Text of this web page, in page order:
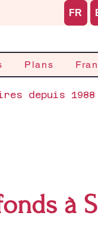
Plans
depuis 1988
FR
à